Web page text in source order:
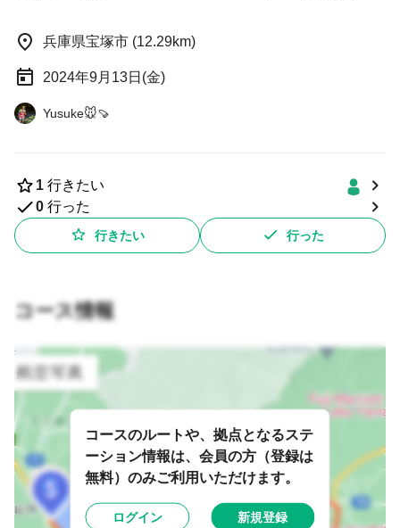
兵庫県宝塚市 (12.29km)
2024年9月13日(金)
Yusuke🐭🍠
1 行きたい
0 行った
行きたい 行った
コース情報
コースのルートや、拠点となるステ
ーション情報は、会員の方（登録は
無料）のみご利用いただけます。
ログイン 新規登録